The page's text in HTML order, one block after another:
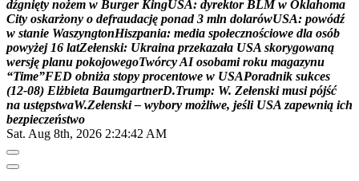
dźgnięty nożem w Burger KingUSA: dyrektor BLM w Oklahoma
City oskarżony o defraudację ponad 3 mln dolarówUSA: powódź
w stanie WaszyngtonHiszpania: media społecznościowe dla osób
powyżej 16 latZełenski: Ukraina przekazała USA skorygowaną
wersję planu pokojowegoTwórcyAI osobami roku magazynu
“Time”FED obniża stopy procentowe w USAPoradnik sukces
(12-08) Elżbieta BaumgartnerD.Trump: W. Zełenski musi pójść
na ustępstwaW.Zełenski – wybory możliwe, jeśli USA zapewnią ich
bezpieczeństwo
Sat. Aug 8th, 2026 2:24:43 AM